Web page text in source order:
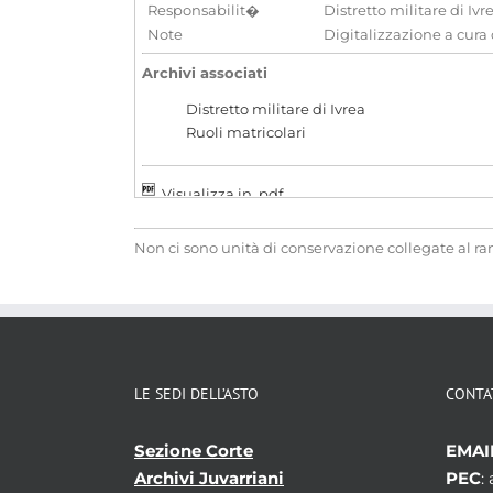
Responsabilit�
Distretto militare di
Note
Digitalizzazione a cura
Archivi associati
Distretto militare di Ivrea
Ruoli matricolari
Visualizza in .pdf
Non ci sono unità di conservazione collegate al
LE SEDI DELL’ASTO
Sezione Corte
Archivi Juvarriani
PEC: